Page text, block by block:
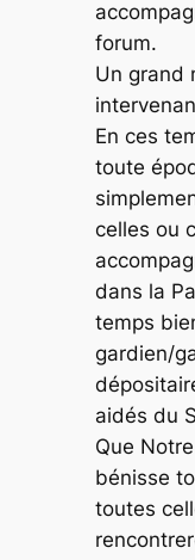
forum.
Un grand
En ces
toute
celles ou
dans la
temps
gardien/
aidés du
Que
bénisse
toutes